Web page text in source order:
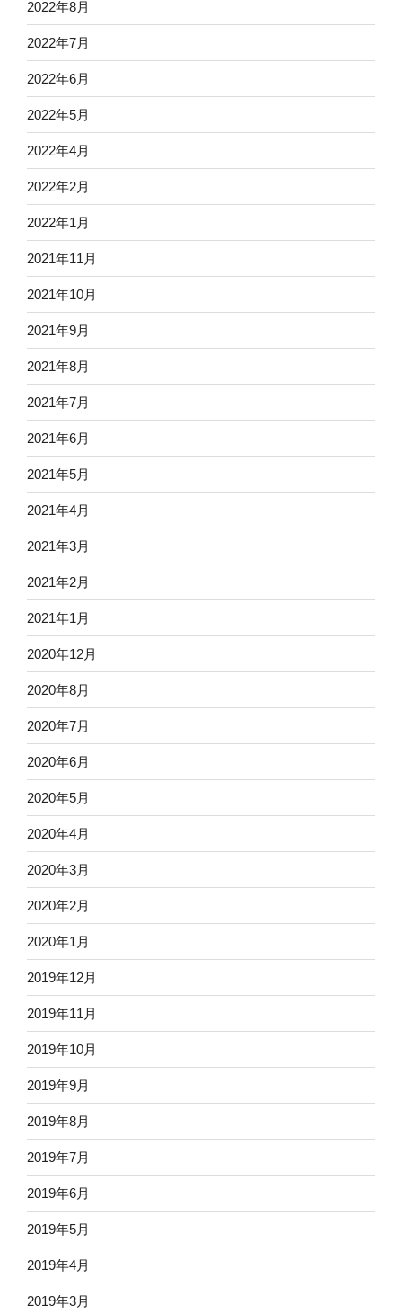
2022年8月
2022年7月
2022年6月
2022年5月
2022年4月
2022年2月
2022年1月
2021年11月
2021年10月
2021年9月
2021年8月
2021年7月
2021年6月
2021年5月
2021年4月
2021年3月
2021年2月
2021年1月
2020年12月
2020年8月
2020年7月
2020年6月
2020年5月
2020年4月
2020年3月
2020年2月
2020年1月
2019年12月
2019年11月
2019年10月
2019年9月
2019年8月
2019年7月
2019年6月
2019年5月
2019年4月
2019年3月